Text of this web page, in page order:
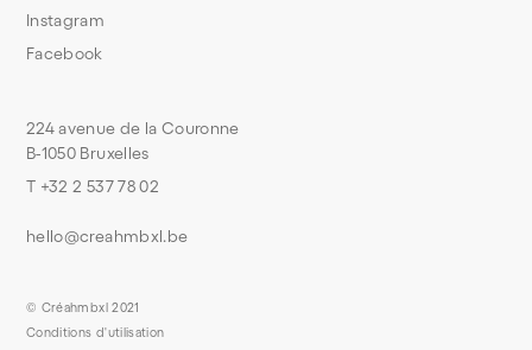
224 avenue de la Couronne
B-1050 Bruxelles
T +32 2 537 78 02
hello@creahmbxl.be
Instagram
Facebook
© Créahmbxl 2021
Conditions d'utilisation